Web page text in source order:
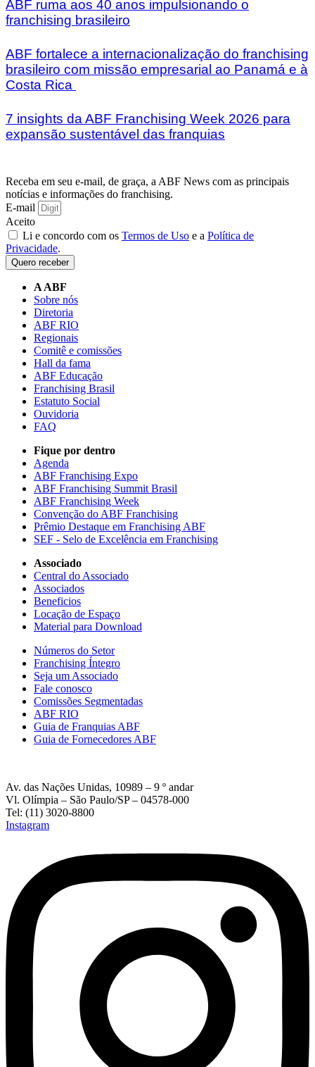
ABF ruma aos 40 anos impulsionando o
franchising brasileiro
ABF fortalece a internacionalização do franchising
brasileiro com missão empresarial ao Panamá e à
Costa Rica
7 insights da ABF Franchising Week 2026 para
expansão sustentável das franquias
Receba em seu e-mail, de graça, a ABF News com as principais
notícias e informações do franchising.
E-mail
Aceito
Li e concordo com os Termos de Uso e a Política de
Privacidade.
Quero receber
A ABF
Sobre nós
Diretoria
ABF RIO
Regionais
Comitê e comissões
Hall da fama
ABF Educação
Franchising Brasil
Estatuto Social
Ouvidoria
FAQ
Fique por dentro
Agenda
ABF Franchising Expo
ABF Franchising Summit Brasil
ABF Franchising Week
Convenção do ABF Franchising
Prêmio Destaque em Franchising ABF
SEF - Selo de Excelência em Franchising
Associado
Central do Associado
Associados
Beneficios
Locação de Espaço
Material para Download
Números do Setor
Franchising Íntegro
Seja um Associado
Fale conosco
Comissões Segmentadas
ABF RIO
Guia de Franquias ABF
Guia de Fornecedores ABF
Av. das Nações Unidas, 10989 – 9 º andar
Vl. Olímpia – São Paulo/SP – 04578-000
Tel: (11) 3020-8800
Instagram